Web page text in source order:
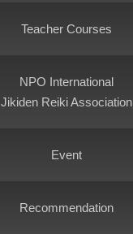
Teacher Courses
NPO International
Jikiden Reiki Association
Event
Recommendation